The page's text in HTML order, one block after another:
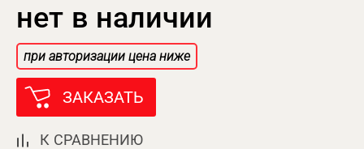
нет в наличии
при авторизации цена ниже
ЗАКАЗАТЬ
К СРАВНЕНИЮ